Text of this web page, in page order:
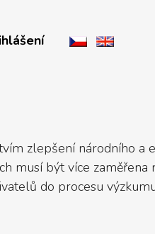
zlepšení národního a
musí být více
do procesu